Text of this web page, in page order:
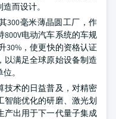
而设计。
300毫米薄晶圆工厂，作
电动汽车系统的车规
30%，使更快的资格认证
以满足全球原始设备制造
。
技术的日益普及，对精密
智能优化的研磨、激光划
产出用于下一代量子集成